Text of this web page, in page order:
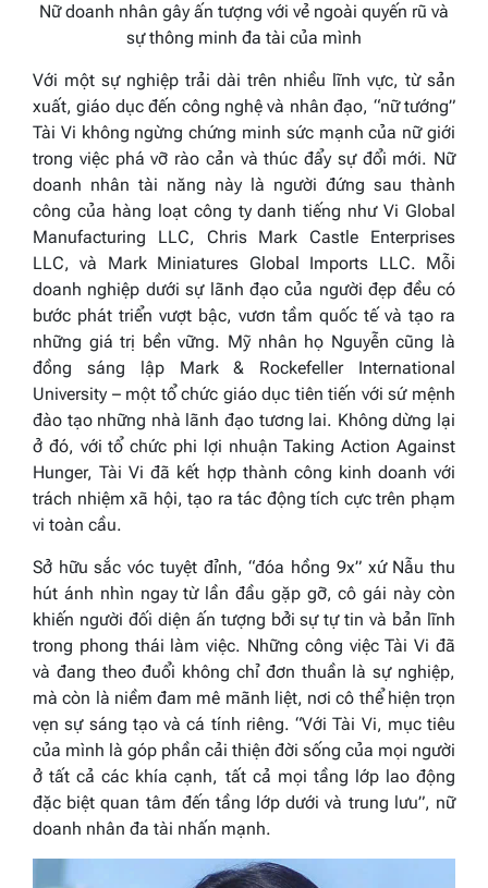
Nữ doanh nhân gây ấn tượng với vẻ ngoài quyến rũ và
sự thông minh đa tài của mình
Với một sự nghiệp trải dài trên nhiều lĩnh vực, từ sản
xuất, giáo dục đến công nghệ và nhân đạo, “nữ tướng”
Tài Vi không ngừng chứng minh sức mạnh của nữ giới
trong việc phá vỡ rào cản và thúc đẩy sự đổi mới. Nữ
doanh nhân tài năng này là người đứng sau thành
công của hàng loạt công ty danh tiếng như Vi Global
Manufacturing LLC, Chris Mark Castle Enterprises
LLC, và Mark Miniatures Global Imports LLC. Mỗi
doanh nghiệp dưới sự lãnh đạo của người đẹp đều có
bước phát triển vượt bậc, vươn tầm quốc tế và tạo ra
những giá trị bền vững. Mỹ nhân họ Nguyễn cũng là
đồng sáng lập Mark & Rockefeller International
University – một tổ chức giáo dục tiên tiến với sứ mệnh
đào tạo những nhà lãnh đạo tương lai. Không dừng lại
ở đó, với tổ chức phi lợi nhuận Taking Action Against
Hunger, Tài Vi đã kết hợp thành công kinh doanh với
trách nhiệm xã hội, tạo ra tác động tích cực trên phạm
vi toàn cầu.
Sở hữu sắc vóc tuyệt đỉnh, “đóa hồng 9x” xứ Nẫu thu
hút ánh nhìn ngay từ lần đầu gặp gỡ, cô gái này còn
khiến người đối diện ấn tượng bởi sự tự tin và bản lĩnh
trong phong thái làm việc. Những công việc Tài Vi đã
và đang theo đuổi không chỉ đơn thuần là sự nghiệp,
mà còn là niềm đam mê mãnh liệt, nơi cô thể hiện trọn
vẹn sự sáng tạo và cá tính riêng. “Với Tài Vi, mục tiêu
của mình là góp phần cải thiện đời sống của mọi người
ở tất cả các khía cạnh, tất cả mọi tầng lớp lao động
đặc biệt quan tâm đến tầng lớp dưới và trung lưu”, nữ
doanh nhân đa tài nhấn mạnh.